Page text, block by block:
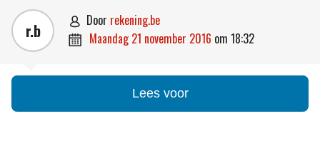
r.b  door rekening.be
 maandag 21 november 2016 om 18:32
Lees voor